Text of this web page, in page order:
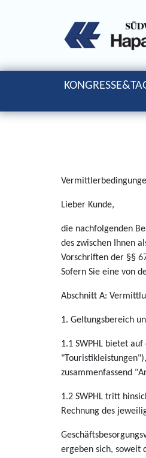
Lieber Kunde,
die nachfolgenden
des zwischen Ihnen
Vorschriften der §§
Sofern Sie eine von
Abschnitt A:
1. Geltungsbereich
1.1 SWPHL bietet
zusammenfassend
1.2 SWPHL tritt
Rechnung des
ergeben sich, soweit